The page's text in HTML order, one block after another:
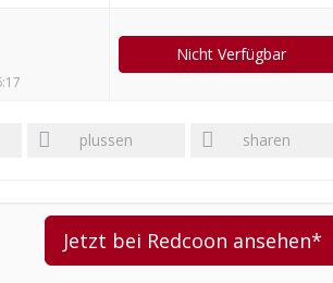
Nicht Verfügbar
plussen sharen
Jetzt bei Redcoon ansehen*